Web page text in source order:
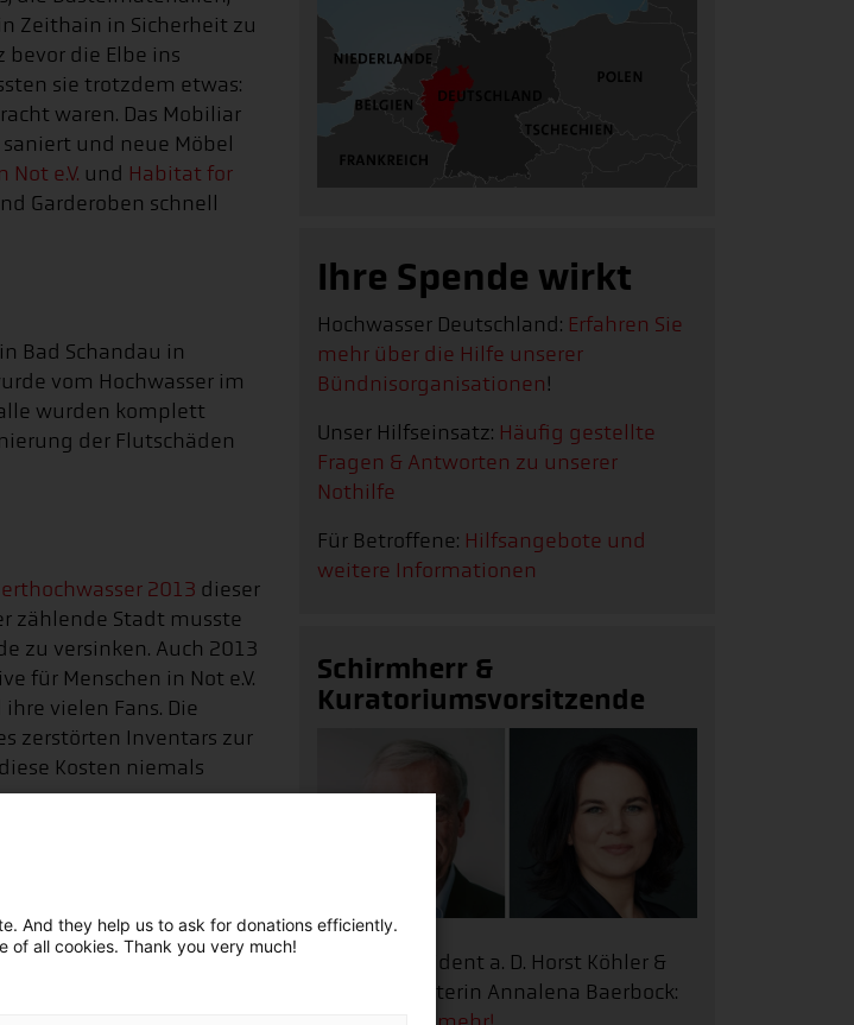
Zeithain in Sicherheit zu
die Elbe ins
sie trotzdem etwas:
waren. Das Mobiliar
und neue Möbel
e.V. und Habitat for
Garderoben schnell
Bad Schandau in
vom Hochwasser im
wurden komplett
der Flutschäden
2013 dieser
zählende Stadt musste
zu versinken. Auch 2013
für Menschen in Not e.V.
vielen Fans. Die
zerstörten Inventars zur
Kosten niemals
Hilfsorganisationen.
Sie Tag für Tag
Ihre Spende wirkt
Hochwasser Deutschland: Erfahren Sie
mehr über die Hilfe unserer
Bündnisorganisationen!
Unser Hilfseinsatz: Häufig gestellte
Fragen & Antworten zu unserer
Nothilfe
Für Betroffene: Hilfsangebote und
weitere Informationen
Schirmherr &
Kuratoriumsvorsitzende
Bundespräsident a. D. Horst Köhler &
Außenministerin Annalena Baerbock:
And they help us to ask for donations efficiently.
of all cookies. Thank you very much!